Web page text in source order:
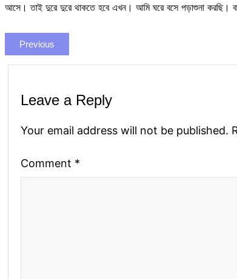
আসে। তাই দুরে দুরে থাকতে হবে এখন। আমি ঘরে বসে পড়াশুনা করছি।
Previous
Leave a Reply
Your email address will not be published.
Comment *